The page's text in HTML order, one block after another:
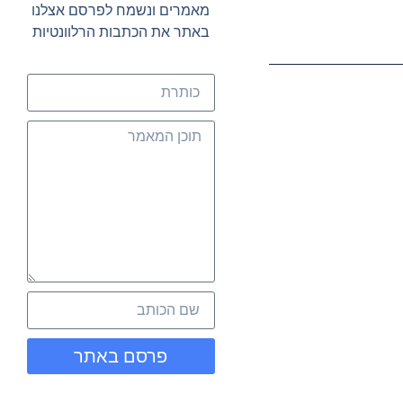
מאמרים ונשמח לפרסם אצלנו
באתר את הכתבות הרלוונטיות
פרסם באתר